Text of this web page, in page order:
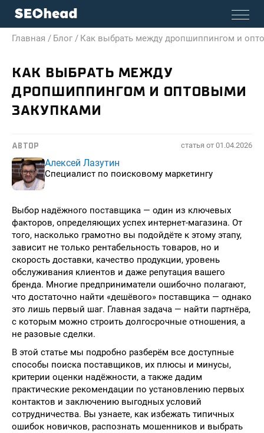
Главная / Блог / Как выбрать между дропшиппингом и
КАК ВЫБРАТЬ МЕЖДУ
ДРОПШИППИНГОМ И ОПТОВЫМИ
ЗАКУПКАМИ
АВТОР статья от 01.04.2026
Алексей Лазутин
Специалист по поисковому маркетингу
Выбор надёжного поставщика — один из ключевых
факторов, определяющих успех интернет-магазина. От
того, насколько грамотно вы подойдёте к этому этапу,
зависит не только рентабельность товаров, но и
скорость доставки, качество продукции, уровень
обслуживания клиентов и даже репутация вашего
бренда. Многие предприниматели ошибочно полагают,
что достаточно найти «дешёвого» поставщика — однако
это лишь первый шаг. Главная задача — найти партнёра,
с которым можно строить долгосрочные отношения, а
не разовые сделки.
В этой статье мы подробно разберём все доступные
способы поиска поставщиков, их плюсы и минусы,
критерии оценки надёжности, а также дадим
практические рекомендации по установлению первых
контактов и заключению выгодных условий
сотрудничества. Вы узнаете, как избежать типичных
ошибок новичков, распознать мошенников и выбрать